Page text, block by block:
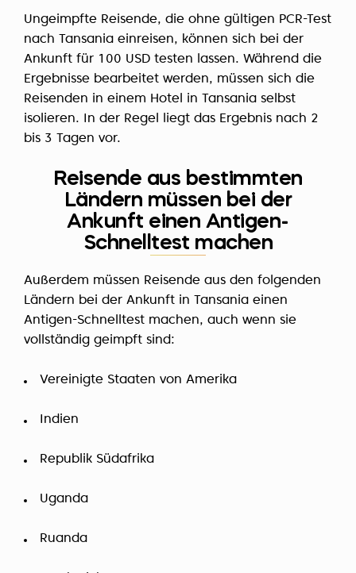
Ungeimpfte Reisende, die ohne gültigen PCR-Test
nach Tansania einreisen, können sich bei der
Ankunft für 100 USD testen lassen. Während die
Ergebnisse bearbeitet werden, müssen sich die
Reisenden in einem Hotel in Tansania selbst
isolieren. In der Regel liegt das Ergebnis nach 2
bis 3 Tagen vor.
Reisende aus bestimmten
Ländern müssen bei der
Ankunft einen Antigen-
Schnelltest machen
Außerdem müssen Reisende aus den folgenden
Ländern bei der Ankunft in Tansania einen
Antigen-Schnelltest machen, auch wenn sie
vollständig geimpft sind:
Vereinigte Staaten von Amerika
Indien
Republik Südafrika
Uganda
Ruanda